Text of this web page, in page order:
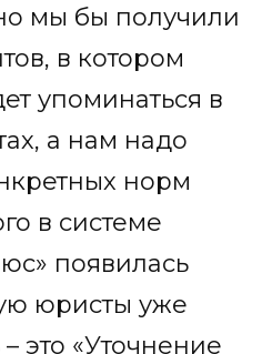
мы бы получили
в котором
упоминаться в
а нам надо
норм
в системе
появилась
юристы уже
это «Уточнение